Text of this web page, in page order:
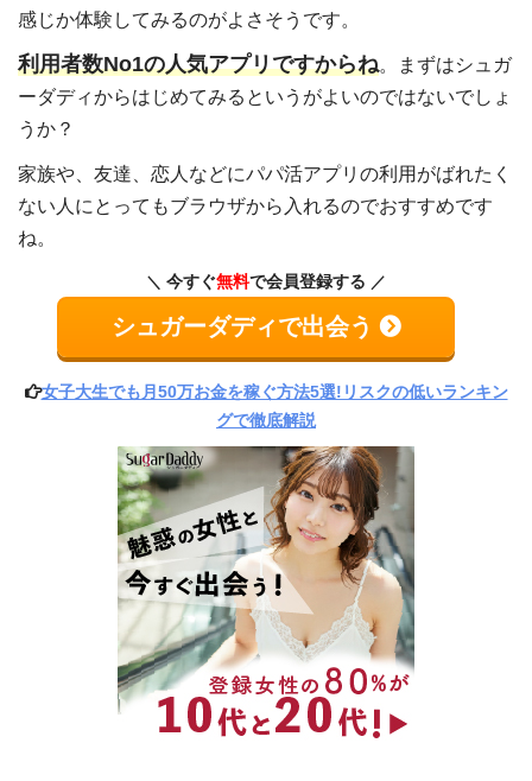
感じか体験してみるのがよさそうです。
利用者数No1の人気アプリですからね。まずはシュガ
ーダディからはじめてみるというがよいのではないでしょ
うか？
家族や、友達、恋人などにパパ活アプリの利用がばれたく
ない人にとってもブラウザから入れるのでおすすめです
ね。
今すぐ無料で会員登録する
シュガーダディで出会う
女子大生でも月50万お金を稼ぐ方法5選!リスクの低いランキン
グで徹底解説